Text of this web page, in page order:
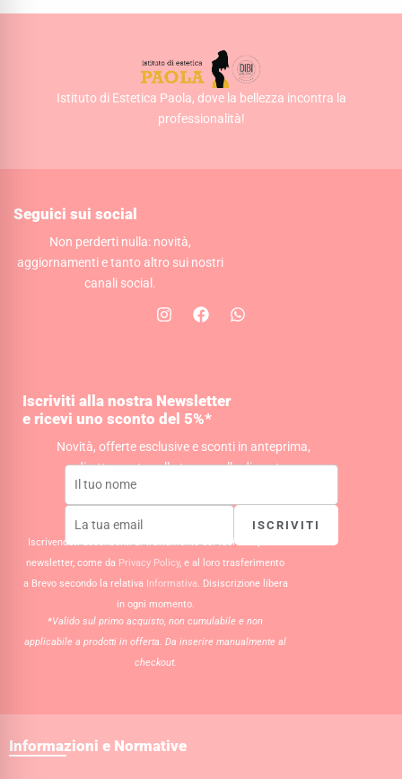
Istituto di Estetica Paola, dove la bellezza incontra la
professionalità!
Seguici sui social
Non perderti nulla: novità,
aggiornamenti e tanto altro sui nostri
canali social.
I
g
r
a
m
F
a
o
o
k
W
Iscriviti alla nostra Newsletter
e ricevi uno sconto del 5%*
Novità, offerte esclusive e sconti in anteprima,
direttamente nella tua casella di posta.
ISCRIVITI
Iscrivendoti acconsenti al trattamento dei tuoi dati per la
newsletter, come da Privacy Policy, e al loro trasferimento
a Brevo secondo la relativa Informativa . Disiscrizione libera
in ogni momento.
*Valido sul primo acquisto, non cumulabile e non
applicabile a prodotti in offerta. Da inserire manualmente al
checkout.
Informazioni e Normative